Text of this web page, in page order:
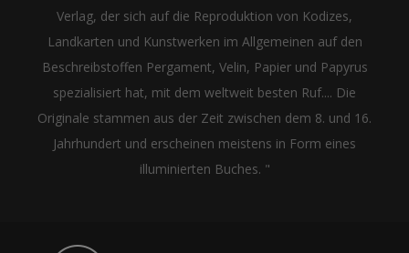
Verlag, der sich auf die Reproduktion von Kodizes,
Landkarten und Kunstwerken im Allgemeinen auf den
Beschreibstoffen Pergament, Velin, Papier und Papyrus
spezialisiert hat, mit dem weltweit besten Ruf.... Die
Originale stammen aus der Zeit zwischen dem 8. und 16.
Jahrhundert und erscheinen meistens in Form eines
illuminierten Buches. "